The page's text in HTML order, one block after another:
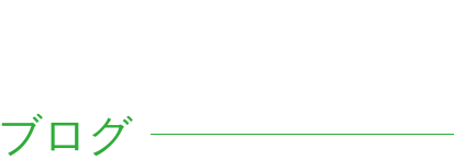
ブログ